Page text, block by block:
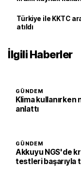
Türkiye ile KKTC
atıldı
İlgili Haberler
GÜNDEM
Klima
anlattı
GÜNDEM
Akkuyu NGS'de
testleri başarıyla